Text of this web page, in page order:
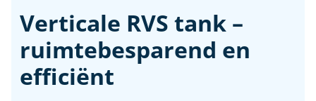
Verticale RVS tank –
ruimtebesparend en
efficiënt